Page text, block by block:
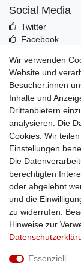
Social Media
Twitter
Facebook
Mehr über uns
Kontakt
Impressum
Zusatzinfos
AGB
Altölentsorgung
Batterieentsorgung
Datenschutz
Lieferbedingungen
Widerrufsformular
Zahlungsarten
Bankdaten
Wir verwenden
Website und
Besucher:innen
Inhalte und
Drittanbietern
analysieren. Die
Cookies. Wir
Einstellungen
Die
berechtigten
oder abgelehnt
und die
zu widerrufen.
Hinweise zur
Essenziell